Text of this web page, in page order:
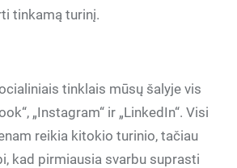
tinkamą turinį.
tinklais mūsų šalyje vis
„Instagram“ ir „LinkedIn“. Visi
reikia kitokio turinio, tačiau
kad pirmiausia svarbu suprasti